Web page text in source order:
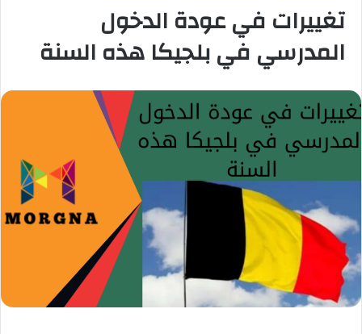
تغييرات في عودة الدخول
المدرسي في بلجيكا هذه السنة